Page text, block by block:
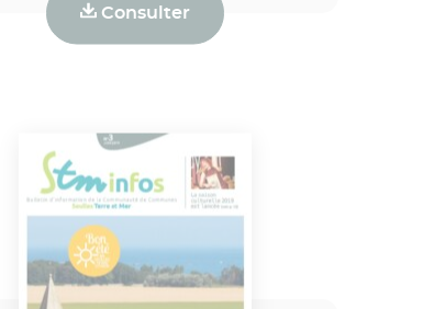
Consulter